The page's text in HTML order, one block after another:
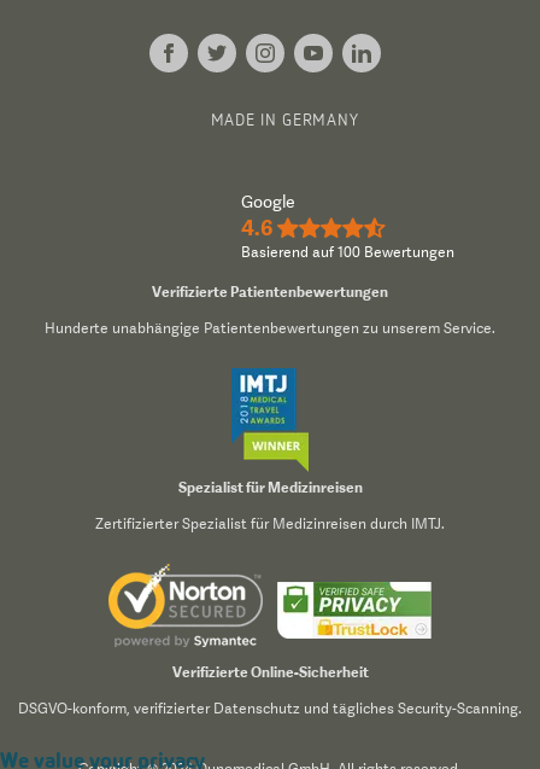
MADE IN GERMANY
Google
4.6 ★★★★½
Basierend auf 100 Bewertungen
Verifizierte Patientenbewertungen
Hunderte unabhängige Patientenbewertungen zu unserem Service.
Spezialist für Medizinreisen
Zertifizierter Spezialist für Medizinreisen durch IMTJ.
Verifizierte Online-Sicherheit
DSGVO-konform, verifizierter Datenschutz und tägliches Security-Scanning.
We value your privacy